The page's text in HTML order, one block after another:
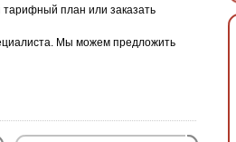
тарифный план или заказать
Мы можем предложить